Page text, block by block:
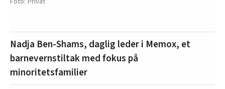
Nadja Ben-Shams, daglig leder i Memox, et
barnevernstiltak med fokus på
minoritetsfamilier